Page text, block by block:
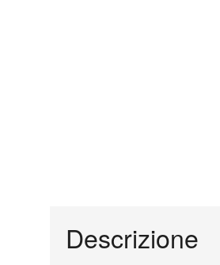
Descrizione